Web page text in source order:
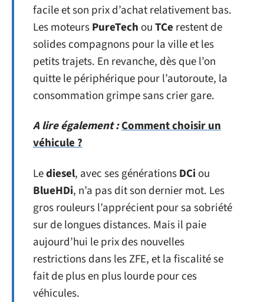
facile et son prix d’achat relativement bas.
Les moteursPureTech ouTCe restent de
solides compagnons pour la ville et les
petits trajets. En revanche, dès que l’on
quitte le périphérique pour l’autoroute, la
consommation grimpe sans crier gare.
A lire également :Comment choisir un
véhicule ?
Lediesel, avec ses générationsDCiou
BlueHDi, n’a pas dit son dernier mot. Les
gros rouleurs l’apprécient pour sa sobriété
sur de longues distances. Mais il paie
aujourd’hui le prix des nouvelles
restrictions dans les ZFE, et la fiscalité se
fait de plus en plus lourde pour ces
véhicules.